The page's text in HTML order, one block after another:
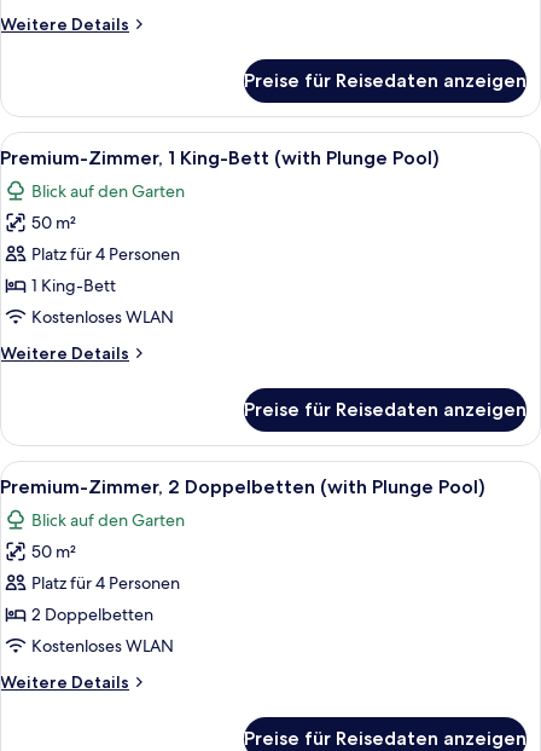
(Master)
Weitere Details
Weitere
Suite,
1 King-
Bett,
(Master)
Preise für Reisedaten anzeigen
Alle
Fotos
für
Premium-
Zimmer,
1 King-
Bett
Plunge
Ein Hotelzimmer mit einem großen
14
Premium-Zimmer, 1 King-Bett (with Plunge Pool)
Blick auf den Garten
50 m²
Platz für 4 Personen
1 King-Bett
Kostenloses WLAN
Weitere Details
Weitere
Zimmer,
1 King-
Bett
Plunge
Pool)
Preise für Reisedaten anzeigen
Alle
Fotos
für
Premium-
Zimmer,
2 Doppelbetten
(with
Pool)
Ein modernes Hotelzimmer mit zwei
13
Premium-Zimmer, 2 Doppelbetten (with Plunge Pool)
Blick auf den Garten
50 m²
Platz für 4 Personen
2 Doppelbetten
Kostenloses WLAN
Weitere Details
Weitere
Preise für Reisedaten anzeigen